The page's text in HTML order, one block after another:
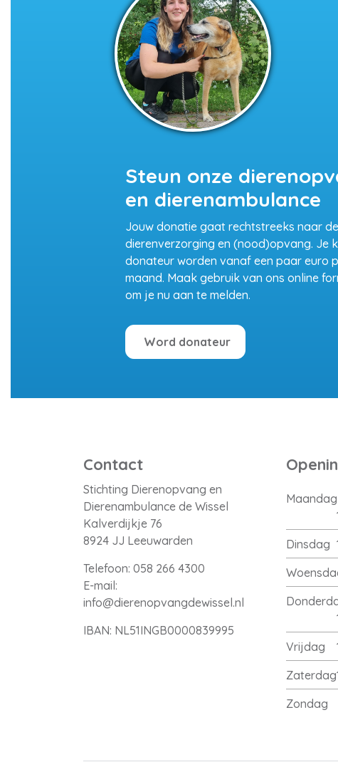
Steun onze
en dierenambulance
Jouw donatie gaat rechtstreeks naar de
dierenverzorging en (nood)opvang. Je
donateur worden vanaf een paar euro
maand. Maak gebruik van ons online
om je nu aan te melden.
Word donateur
Contact
Stichting Dierenopvang en
Dierenambulance de Wissel
Kalverdijkje 76
8924 JJ Leeuwarden
Telefoon: 058 266 4300
E-mail:
info@dierenopvangdewissel.nl
IBAN: NL51INGB0000839995
Maandag
Dinsdag
Vrijdag
Zaterdag
Zondag